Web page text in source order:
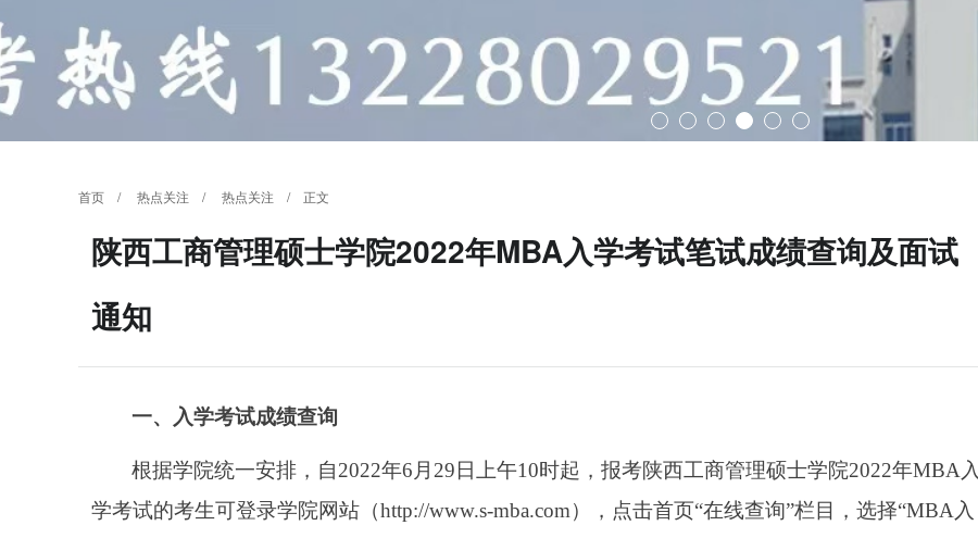
首页 / 热点关注 / 热点关注 / 正文
陕西工商管理硕士学院2022年MBA入学考试笔试成绩查询及面试
通知
一、入学考试成绩查询
根据学院统一安排，自2022年6月29日上午10时起，报考陕西工商管理硕士学院2022年MBA入
学考试的考生可登录学院网站（http://www.s-mba.com），点击首页“在线查询”栏目，选择“MBA入